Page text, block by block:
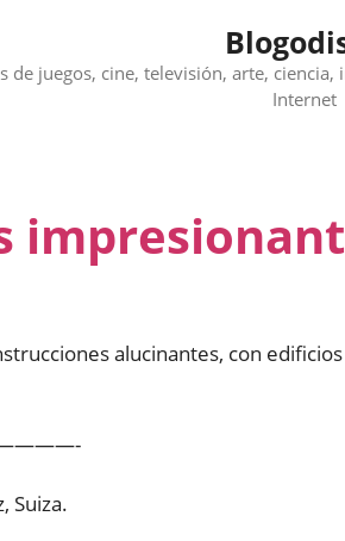
de juegos, cine, televisión, arte,
Internet
alucinantes, con
Suiza.